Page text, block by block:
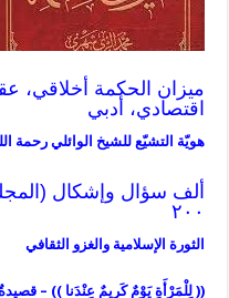
ميزان الحكمة أخلاقي،
اقتصادي، أدبي
هويّة التشيّع للشيخ الوائلي رحمة
٢٠٠
الثورة الإسلامية والغزو الثقافي
(( لِلْمَرْأَةِ يَوْمٌ كَرِيمٌ عِنْدَنا )) –